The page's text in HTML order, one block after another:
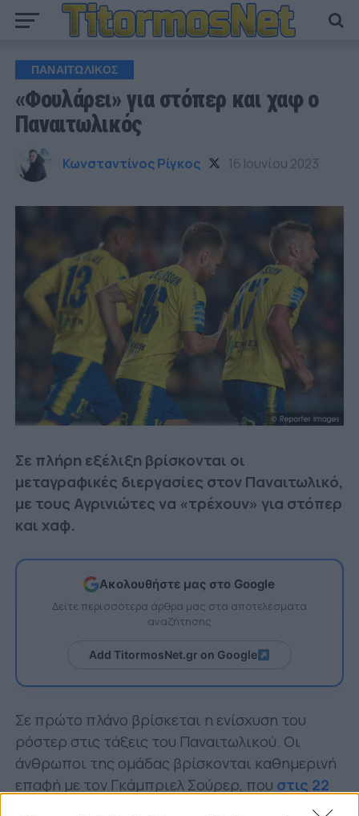
ΠΑΝΑΙΤΩΛΙΚΟΣ
«Φουλάρει» για στόπερ και χαφ ο
Παναιτωλικός
Κωνσταντίνος Ρίγκος 16 Ιουνίου 2023
Σε πλήρη εξέλιξη βρίσκονται οι
μεταγραφικές διεργασίες στον Παναιτωλικό,
με τους Αγρινιώτες να «τρέχουν» για στόπερ
και χαφ.
Ακολουθήστε μας στο Google
Δείτε περισσότερα άρθρα μας στα αποτελέσματα
αναζήτησης
Add TitormosNet.gr on Google
Σε πρώτο πλάνο βρίσκεται η ενίσχυση του
ρόστερ στις τάξεις του Παναιτωλικού. Οι
άνθρωποι της ομάδας βρίσκονται καθημερινή
επαφή με τον Γκάμπριελ Σούρερ, που στις 22